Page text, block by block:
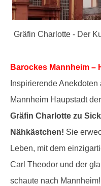
Gräfin Charlotte - Der
Barockes Mannheim –
Inspirierende
Mannheim Haupstadt
Gräfin Charlotte zu
Nähkästchen! Sie
Leben, mit dem
Carl Theodor und der
schaute nach